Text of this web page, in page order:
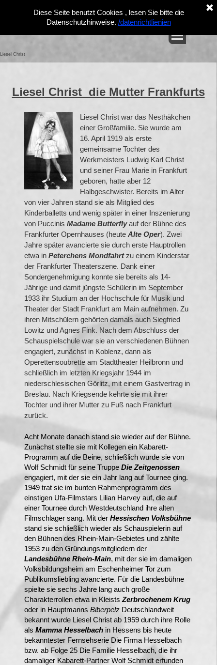
Diese Seite benutzt Cookies , lesen Sie bitte die
Datenschutzhinweise. /datenrichtlienien
Liesel Christ
Liesel Christ die Mutter Frankfurts
Liesel Christ war das Nesthäkchen
einer Großfamilie. Sie wurde am
16. April 1919 als erste
gemeinsame Tochter des
Werkmeisters Ludwig Karl Christ
und seiner Frau Marie in Frankfurt
geboren, hatte aber 12
Halbgeschwister. Bereits im Alter
von vier Jahren stand sie als Mitglied des
Kinderballetts und wenig später in einer Inszenierung
von Puccinis Madame Butterfly auf der Bühne des
Frankfurter Opernhauses (heute Alte Oper). Zwei
Jahre später avancierte sie durch erste Hauptrollen
etwa in Peterchens Mondfahrt zu einem Kinderstar
der Frankfurter Theaterszene. Dank einer
Sondergenehmigung konnte sie bereits als 14-
Jährige und damit jüngste Schülerin im September
1933 ihr Studium an der Hochschule für Musik und
Theater der Stadt Frankfurt am Main aufnehmen. Zu
ihren Mitschülern gehörten damals auch Siegfried
Lowitz und Agnes Fink. Nach dem Abschluss der
Schauspielschule war sie an verschiedenen Bühnen
engagiert, zunächst in Koblenz, dann als
Operettensoubrette am Stadttheater Heilbronn und
schließlich im letzten Kriegsjahr 1944 im
niederschlesischen Görlitz, mit einem Gastvertrag in
Breslau. Nach Kriegsende kehrte sie mit ihrer
Tochter und ihrer Mutter zu Fuß nach Frankfurt
zurück.
Acht Monate danach stand sie wieder auf der Bühne.
Zunächst stellte sie mit Kollegen ein Kabarett-
Programm auf die Beine, schließlich wurde sie von
Wolf Schmidt für seine Truppe Die Zeitgenossen
engagiert, mit der sie ein Jahr lang auf Tournee ging.
1949 trat sie im bunten Rahmenprogramm des
einstigen Ufa-Filmstars Lilian Harvey auf, die auf
einer Tournee durch Westdeutschland ihre alten
Filmschlager sang. Mit der Hessischen Volksbühne
stand sie schließlich wieder als Schauspielerin auf
den Bühnen des Rhein-Main-Gebietes und zählte
1953 zu den Gründungsmitgliedern der
Landesbühne Rhein-Main, mit der sie im damaligen
Volksbildungsheim am Eschenheimer Tor zum
Publikumsliebling avancierte. Für die Landesbühne
spielte sie sechs Jahre lang auch große
Charakterrollen etwa in Kleists Zerbrochenem Krug
oder in Hauptmanns Biberpelz Deutschlandweit
bekannt wurde Liesel Christ ab 1959 durch ihre Rolle
als Mamma Hesselbach in Hessens bis heute
bekanntester Fernsehserie Die Firma Hesselbach
bzw. ab Folge 25 Die Familie Hesselbach, die ihr
damaliger Kabarett-Partner Wolf Schmidt erfunden